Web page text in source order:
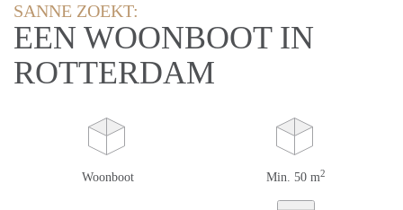
SANNE ZOEKT:
EEN WOONBOOT IN
ROTTERDAM
Woonboot Min. 50 m2